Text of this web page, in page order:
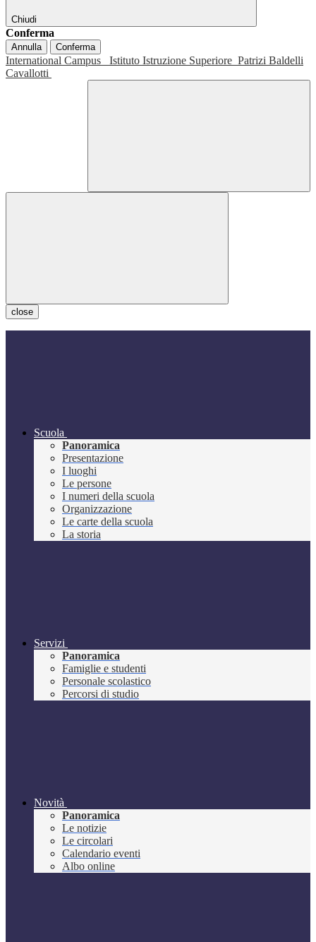
Chiudi
Conferma
Annulla Conferma
International Campus Istituto Istruzione Superiore Patrizi Baldelli
Cavallotti
close
Scuola
Panoramica
Presentazione
I luoghi
Le persone
I numeri della scuola
Organizzazione
Le carte della scuola
La storia
Servizi
Panoramica
Famiglie e studenti
Personale scolastico
Percorsi di studio
Novità
Panoramica
Le notizie
Le circolari
Calendario eventi
Albo online